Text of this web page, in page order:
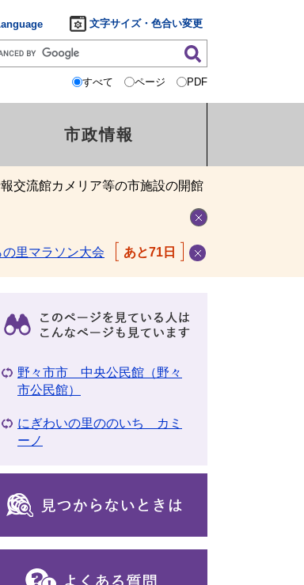
文字サイズ・色合い変更
すべて ページ PDF
市政情報
交流館カメリア等の市施設の開館
里マラソン大会 あと71日
野々市市 中央公民館（野々
市公民館）
にぎわいの里ののいち カミ
ーノ